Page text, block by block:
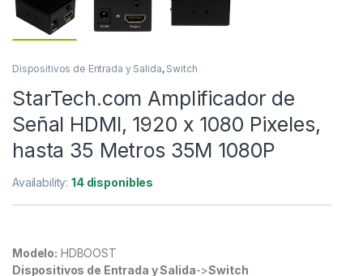
Dispositivos de Entrada y Salida, Switch
StarTech.com Amplificador de
Señal HDMI, 1920 x 1080 Pixeles,
hasta 35 Metros 35M 1080P
Availability:14 disponibles
Modelo: HDBOOST
Dispositivos de Entrada y Salida->Switch